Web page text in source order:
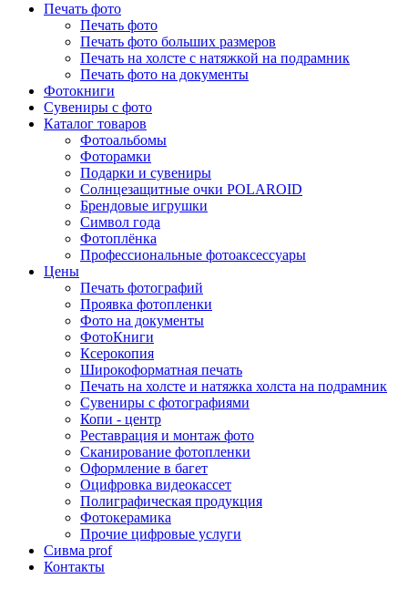
Печать фото
Печать фото
Печать фото больших размеров
Печать на холсте с натяжкой на подрамник
Печать фото на документы
Фотокниги
Сувениры с фото
Каталог товаров
Фотоальбомы
Фоторамки
Подарки и сувениры
Солнцезащитные очки POLAROID
Брендовые игрушки
Символ года
Фотоплёнка
Профессиональные фотоаксессуары
Цены
Печать фотографий
Проявка фотопленки
Фото на документы
ФотоКниги
Ксерокопия
Широкоформатная печать
Печать на холсте и натяжка холста на подрамник
Сувениры с фотографиями
Копи - центр
Реставрация и монтаж фото
Сканирование фотопленки
Оформление в багет
Оцифровка видеокассет
Полиграфическая продукция
Фотокерамика
Прочие цифровые услуги
Сивма prof
Контакты